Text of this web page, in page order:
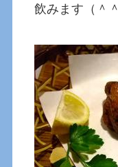
飲みます（＾＾